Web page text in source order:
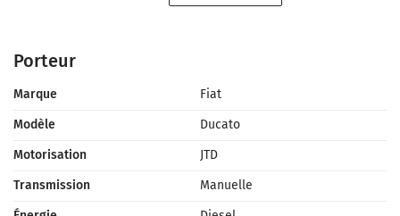
Porteur
Marque
Fiat
Modèle
Ducato
Motorisation
JTD
Transmission
Manuelle